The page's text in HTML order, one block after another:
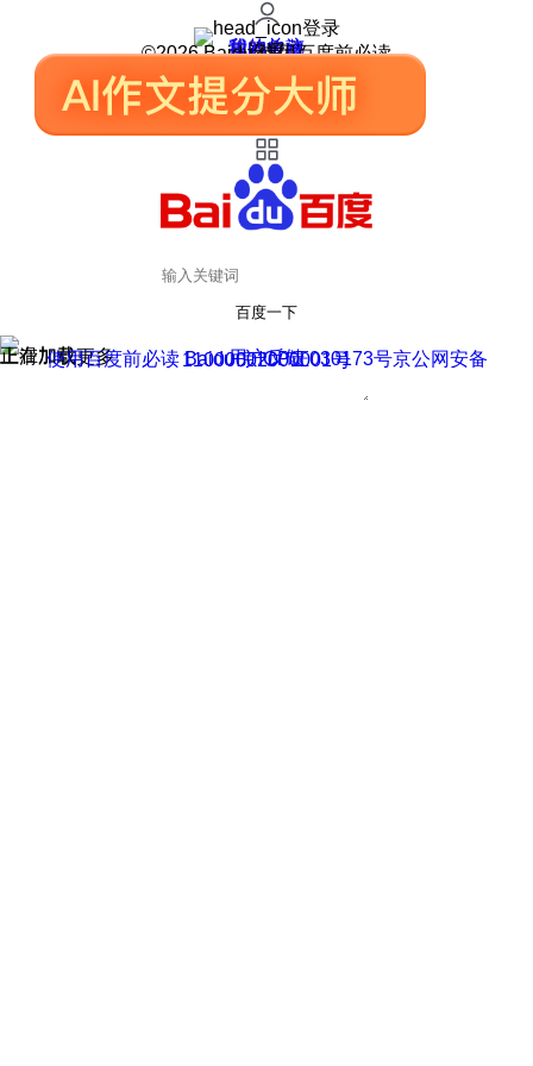
登录
我的关注
我的收藏
皮肤中心
用户反馈
设置
©2026 Baidu 使用百度前必读
百度一下
正在加载
上滑加载更多 用户反馈
使用百度前必读 Baidu 京ICP证030173号
京公网安备11000002000001号